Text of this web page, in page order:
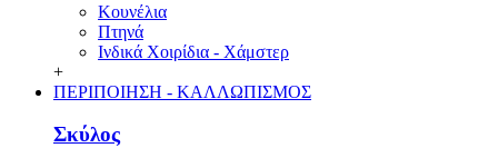
Κουνέλια
Πτηνά
Ινδικά Χοιρίδια - Χάμστερ
+
ΠΕΡΙΠΟΙΗΣΗ - ΚΑΛΛΩΠΙΣΜΟΣ
Σκύλος